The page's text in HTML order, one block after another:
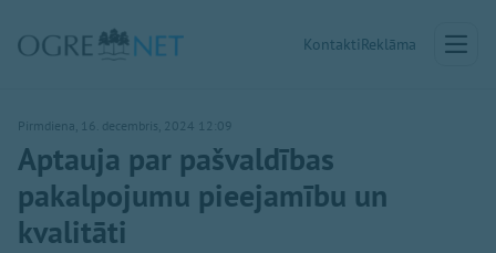
KontaktiReklāma
Pirmdiena, 16. decembris, 2024 12:09
Aptauja par pašvaldības
pakalpojumu pieejamību un
kvalitāti